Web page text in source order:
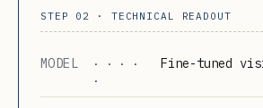
STEP 02 · TECHNICAL READOUT
MODEL
· · · ·
·
Fine-tuned